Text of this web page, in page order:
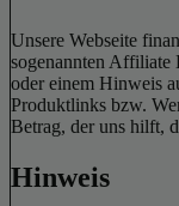
Unsere Webseite
sogenannten
oder einem Hinweis
Produktlinks bzw.
Betrag, der uns hilft,
Hinweis